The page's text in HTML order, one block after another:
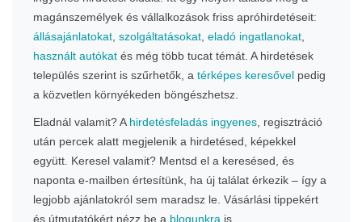
magánszemélyek és vállalkozások friss apróhirdetéseit:
állásajánlatokat szolgáltatásokat eladó ingatlanokat
használt autókat és még több tucat témát. A hirdetések
település szerint is szűrhetők, a térképes keresővel pedig
a közvetlen környékeden böngészhetsz.
Eladnál valamit? A hirdetésfeladás ingyenes , regisztráció
után percek alatt megjelenik a hirdetésed, képekkel
együtt. Keresel valamit? Mentsd el a keresésed, és
naponta e-mailben értesítünk, ha új találat érkezik – így a
legjobb ajánlatokról sem maradsz le. Vásárlási tippekért
és útmutatókért nézz be a blogunkra is.